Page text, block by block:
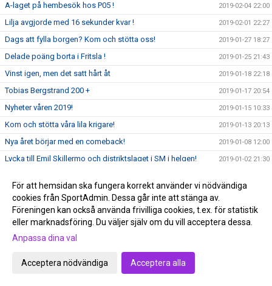
A-laget på hembesök hos P05 ! 2019-02-04 22:00
Lilja avgjorde med 16 sekunder kvar ! 2019-02-01 22:27
Dags att fylla borgen? Kom och stötta oss! 2019-01-27 18:27
Delade poäng borta i Fritsla ! 2019-01-25 21:43
Vinst igen, men det satt hårt åt 2019-01-18 22:18
Tobias Bergstrand 200 + 2019-01-17 20:54
Nyheter våren 2019! 2019-01-15 10:33
Kom och stötta våra lila krigare! 2019-01-13 20:13
Nya året börjar med en comeback! 2019-01-08 12:00
Lycka till Emil Skillermo och distriktslaget i SM i helgen! 2019-01-02 21:30
Intresserad av att representera Skara IBK:s seniortrupp? 2018-12-18 17:40
Grattis Marcus Persson!!! 2018-12-17 12:37
Sviten höll året ut ! 2018-12-14 23:02
Äntligen hemmamatch igen, Fre 14/12 19:30 Vilan 1!
Finskt VM guld, alla sörjer inte det :)
För att hemsidan ska fungera korrekt använder vi nödvändiga
cookies från SportAdmin. Dessa går inte att stänga av.
Föreningen kan också använda frivilliga cookies, t.ex. för statistik
eller marknadsföring. Du väljer själv om du vill acceptera dessa.
Anpassa dina val
Acceptera nödvändiga Acceptera alla